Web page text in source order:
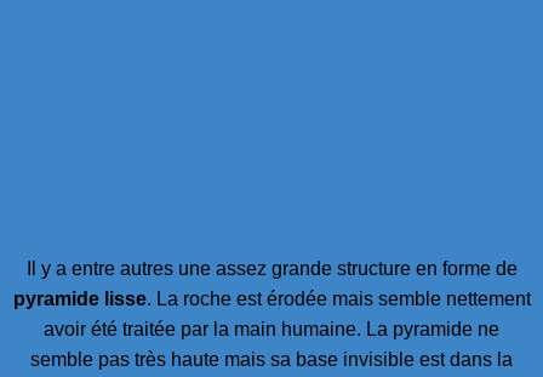
Il y a entre autres une assez grande structure en forme de
pyramide lisse. La roche est érodée mais semble nettement
avoir été traitée par la main humaine. La pyramide ne
semble pas très haute mais sa base invisible est dans la